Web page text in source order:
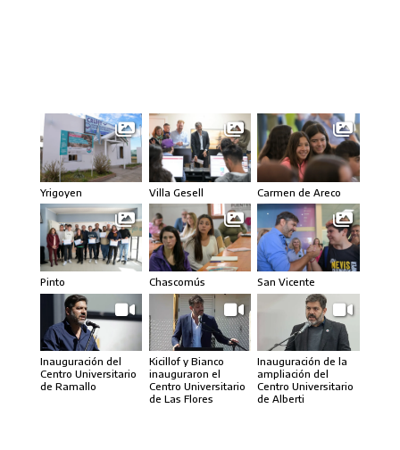
Yrigoyen Villa Gesell Carmen de Areco
Pinto Chascomús San Vicente
Inauguración del
Centro Universitario
de Ramallo
Kicillof y Bianco
inauguraron el
Centro Universitario
de Las Flores
Inauguración de la
ampliación del
Centro Universitario
de Alberti